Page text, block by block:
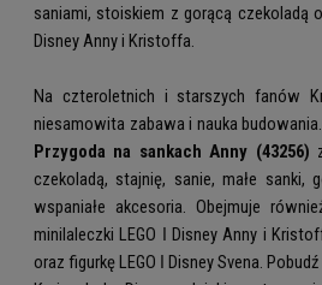
saniami, stoiskiem z gorącą czekoladą
Disney Anny i Kristoffa.
Na czteroletnich i starszych fanów
niesamowita zabawa i nauka
Przygoda na sankach Anny (43256)
czekoladą, stajnię, sanie, małe sanki,
wspaniałe akcesoria. Obejmuje
minilaleczki LEGO ǀ Disney Anny i
oraz figurkę LEGO ǀ Disney Svena.